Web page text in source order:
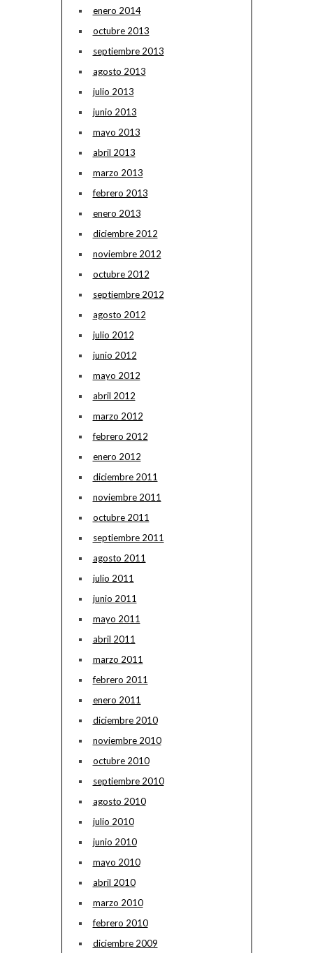
enero 2014
octubre 2013
septiembre 2013
agosto 2013
julio 2013
junio 2013
mayo 2013
abril 2013
marzo 2013
febrero 2013
enero 2013
diciembre 2012
noviembre 2012
octubre 2012
septiembre 2012
agosto 2012
julio 2012
junio 2012
mayo 2012
abril 2012
marzo 2012
febrero 2012
enero 2012
diciembre 2011
noviembre 2011
octubre 2011
septiembre 2011
agosto 2011
julio 2011
junio 2011
mayo 2011
abril 2011
marzo 2011
febrero 2011
enero 2011
diciembre 2010
noviembre 2010
octubre 2010
septiembre 2010
agosto 2010
julio 2010
junio 2010
mayo 2010
abril 2010
marzo 2010
febrero 2010
diciembre 2009